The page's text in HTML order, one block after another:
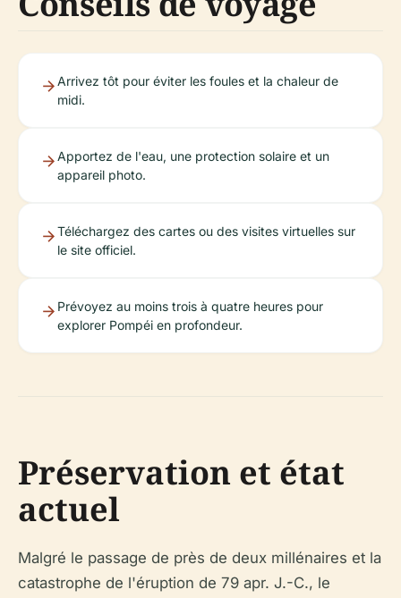
Arrivez tôt pour éviter les foules et la chaleur de
midi.
Apportez de l'eau, une protection solaire et un
appareil photo.
Téléchargez des cartes ou des visites virtuelles sur
le site officiel.
Prévoyez au moins trois à quatre heures pour
explorer Pompéi en profondeur.
Préservation et état
actuel
Malgré le passage de près de deux millénaires et la
catastrophe de l'éruption de 79 apr. J.-C., le